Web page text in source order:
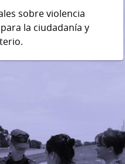
sobre violencia
la ciudadanía y